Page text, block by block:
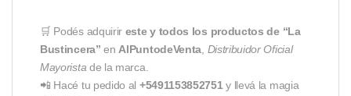
🛒 Podés adquirir este y todos los productos de “La
Bustincera” enAlPuntodeVenta, Distribuidor Oficial
Mayorista de la marca.
📲 Hacé tu pedido al +5491153852751y llevá la magia